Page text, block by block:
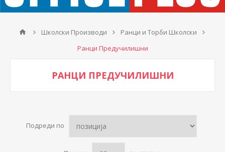
Школски Производи
Ранци и Торби Школски
Ранци Предучилишни
РАНЦИ ПРЕДУЧИЛИШНИ
Подреди по